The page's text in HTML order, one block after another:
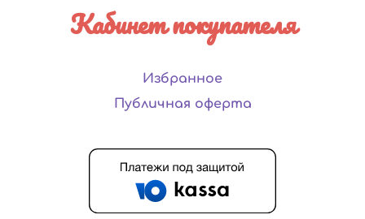
Кабинет покупателя
Избранное
Публичная оферта